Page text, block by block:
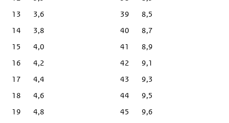
13
3,6
14
3,8
15
4,0
16
4,2
17
4,4
18
4,6
19
4,8
39
8,5
40
8,7
41
8,9
42
9,1
43
9,3
44
9,5
45
9,6